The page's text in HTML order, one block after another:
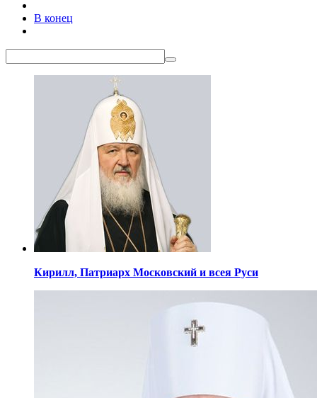
В конец
Кирилл, Патриарх Московский и всея Руси